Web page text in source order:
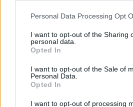
Personal Data Processing Opt
I want to opt-out of the Sharing
personal data.
Opted In
I want to opt-out of the Sale of
Personal Data.
Opted In
I want to opt-out of processing
ALTRE NOTIZIE DI ARONA